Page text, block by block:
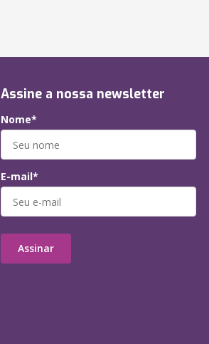
Assine a nossa newsletter
Nome*
E-mail*
Assinar